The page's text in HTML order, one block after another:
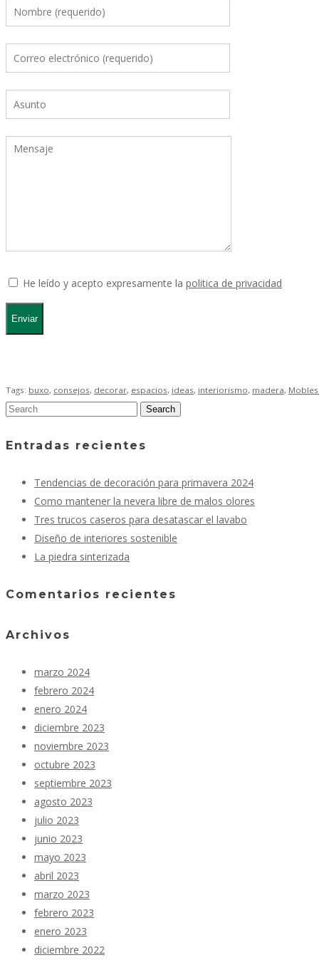
He leído y acepto expresamente la politica de privacidad
Tags: buxo, consejos, decorar, espacios, ideas, interiorismo, madera,
Entradas recientes
Tendencias de decoración para primavera 2024
Como mantener la nevera libre de malos olores
Tres trucos caseros para desatascar el lavabo
Diseño de interiores sostenible
La piedra sinterizada
Comentarios recientes
Archivos
marzo 2024
febrero 2024
enero 2024
diciembre 2023
noviembre 2023
octubre 2023
septiembre 2023
agosto 2023
julio 2023
junio 2023
mayo 2023
abril 2023
marzo 2023
febrero 2023
enero 2023
diciembre 2022